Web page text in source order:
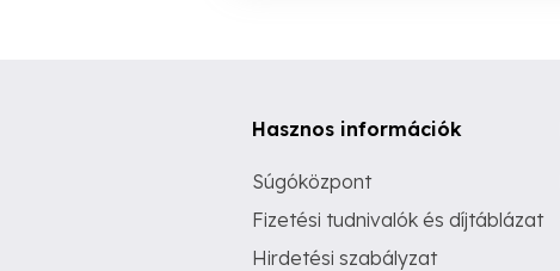
Hasznos információk
Súgóközpont
Fizetési tudnivalók és díjtáblázat
Hirdetési szabályzat